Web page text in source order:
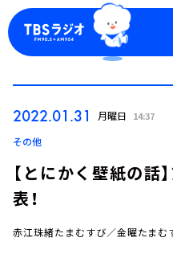
2022.01.31 月曜日 14:37
その他
【とにかく壁紙の話
表！
赤江珠緒たまむすび／金曜たまむ